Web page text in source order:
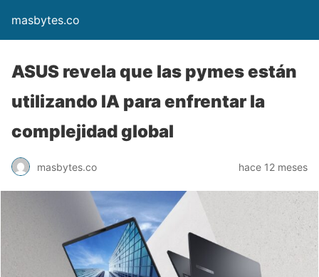
masbytes.co
ASUS revela que las pymes están
utilizando IA para enfrentar la
complejidad global
masbytes.co hace 12 meses